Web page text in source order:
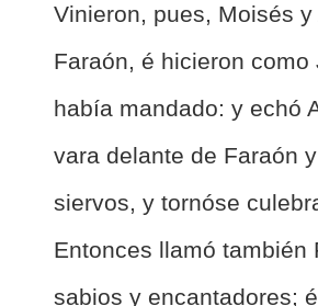
Vinieron, pues, Moisés y
Faraón, é hicieron como
había mandado: y echó
vara delante de Faraón
siervos, y tornóse
Entonces llamó también
sabios y encantadores;